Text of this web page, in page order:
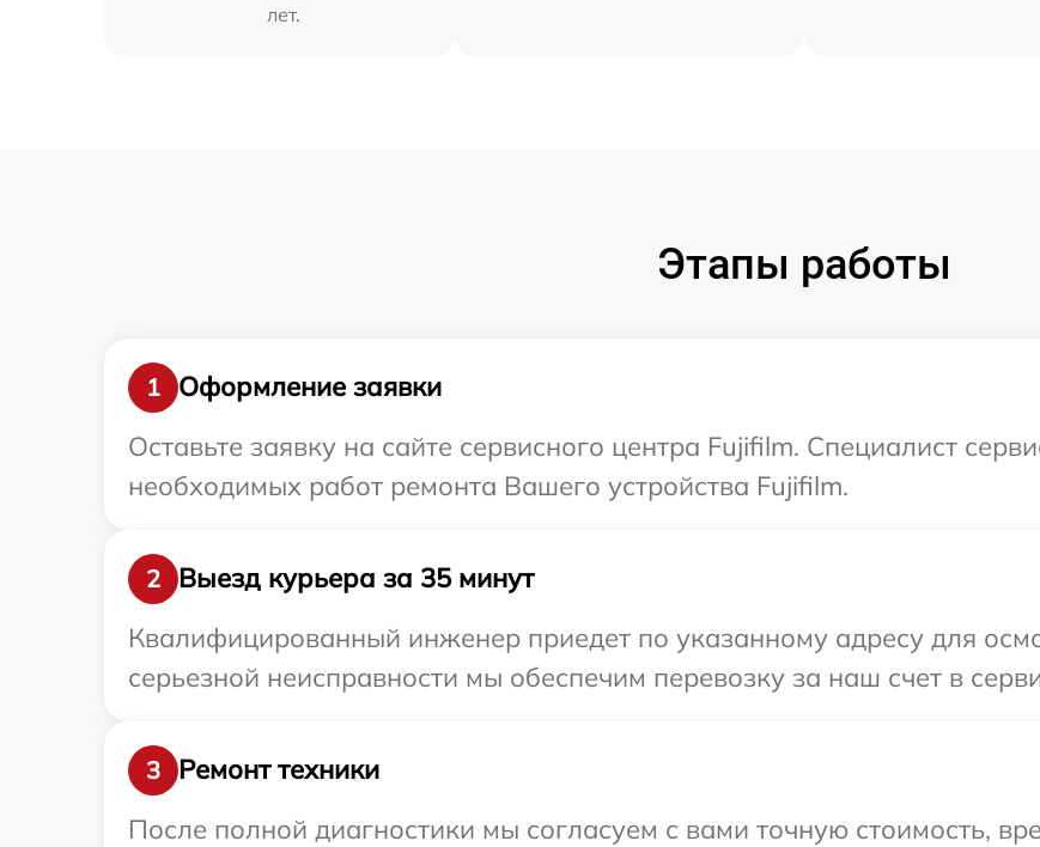
лет.
Этапы работы
1
Оформление заявки
Оставьте заявку на сайте сервисного центра Fujifilm. Специалист
необходимых работ ремонта Вашего устройства Fujifilm.
2
Выезд курьера за 35 минут
Квалифицированный инженер приедет по указанному адресу для
серьезной неисправности мы обеспечим перевозку за наш счет в
3
Ремонт техники
После полной диагностики мы согласуем с вами точную стоимость,